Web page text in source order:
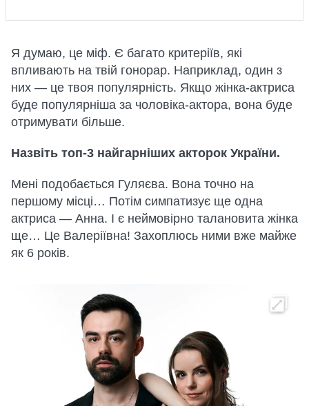
Я думаю, це міф. Є багато критеріїв, які
впливають на твій гонорар. Наприклад, один з
них — це твоя популярність. Якщо жінка-актриса
буде популярніша за чоловіка-актора, вона буде
отримувати більше.
Назвіть топ-3 найгарніших акторок України.
Мені подобається Гуляєва. Вона точно на
першому місці… Потім симпатизує ще одна
актриса — Анна. І є неймовірно талановита жінка
ще… Це Валеріївна! Захоплюсь ними вже майже
як 6 років.